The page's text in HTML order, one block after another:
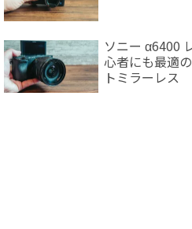
ソニー α6400 レビュー |
心者にも最適
トミラーレス